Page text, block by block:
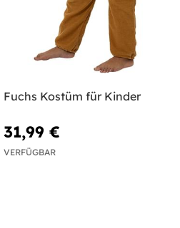
Fuchs Kostüm für Kinder
31,99 €
VERFÜGBAR